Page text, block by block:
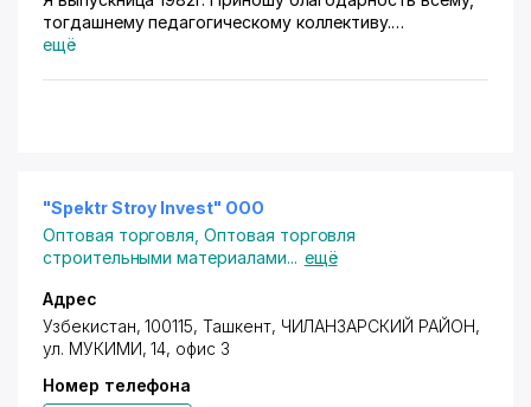
тогдашнему педагогическому коллективу.
Процветания и успехов.
ещё
"Spektr Stroy Invest" ООО
Оптовая торговля ,Оптовая торговля
строительными материалами... ещё
Адрес
Узбекистан, 100115, Ташкент, ЧИЛАНЗАРСКИЙ РАЙОН,
ул. МУКИМИ, 14, офис 3
Номер телефона